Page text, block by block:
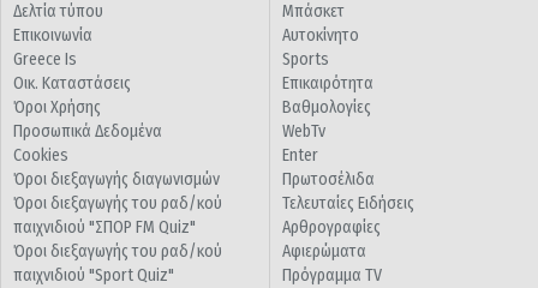
Δελτία τύπου
Επικοινωνία
Greece Is
Οικ. Καταστάσεις
Όροι Χρήσης
Προσωπικά Δεδομένα
Cookies
Όροι διεξαγωγής διαγωνισμών
Όροι διεξαγωγής του ραδ/κού
παιχνιδιού "ΣΠΟΡ FM Quiz"
Όροι διεξαγωγής του ραδ/κού
παιχνιδιού "Sport Quiz"
Μπάσκετ
Αυτοκίνητο
Sports
Επικαιρότητα
Βαθμολογίες
WebTv
Enter
Πρωτοσέλιδα
Τελευταίες Ειδήσεις
Αρθρογραφίες
Αφιερώματα
Πρόγραμμα TV